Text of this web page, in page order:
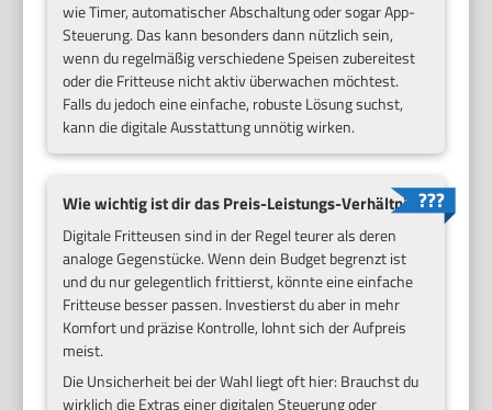
wie Timer, automatischer Abschaltung oder sogar App-
Steuerung. Das kann besonders dann nützlich sein,
wenn du regelmäßig verschiedene Speisen zubereitest
oder die Fritteuse nicht aktiv überwachen möchtest.
Falls du jedoch eine einfache, robuste Lösung suchst,
kann die digitale Ausstattung unnötig wirken.
Wie wichtig ist dir das Preis-Leistungs-Verhältnis?
Digitale Fritteusen sind in der Regel teurer als deren
analoge Gegenstücke. Wenn dein Budget begrenzt ist
und du nur gelegentlich frittierst, könnte eine einfache
Fritteuse besser passen. Investierst du aber in mehr
Komfort und präzise Kontrolle, lohnt sich der Aufpreis
meist.
Die Unsicherheit bei der Wahl liegt oft hier: Brauchst du
wirklich die Extras einer digitalen Steuerung oder